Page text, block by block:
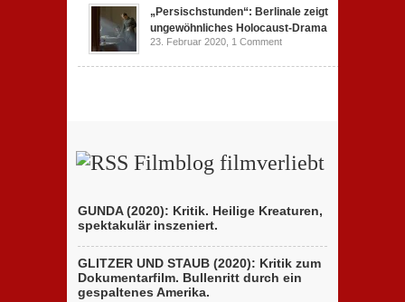
„Persischstunden“: Berlinale zeigt
ungewöhnliches Holocaust-Drama
23. Februar 2020, 1 Comment
Filmblog filmverliebt
GUNDA (2020): Kritik. Heilige Kreaturen,
spektakulär inszeniert.
GLITZER UND STAUB (2020): Kritik zum
Dokumentarfilm. Bullenritt durch ein
gespaltenes Amerika.